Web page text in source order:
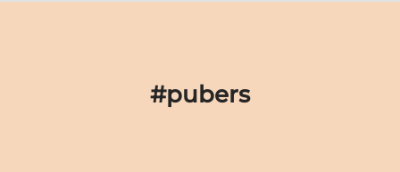
#pubers